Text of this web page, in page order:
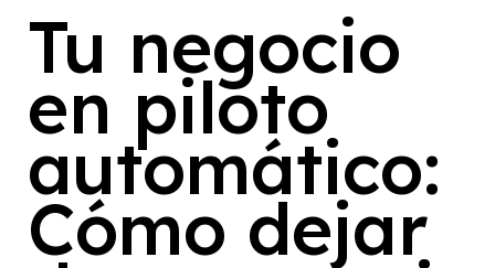
Tu negocio
en piloto
automático:
Cómo dejar